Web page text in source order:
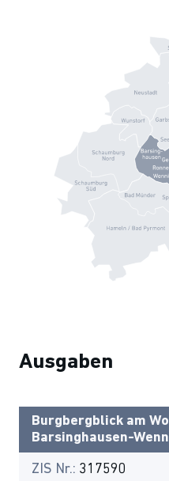
Ausgaben
Burgbergblick am
Barsinghausen-
ZIS Nr.: 317590